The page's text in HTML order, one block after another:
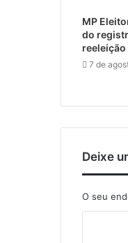
MP
do
7 de
Deixe
O seu